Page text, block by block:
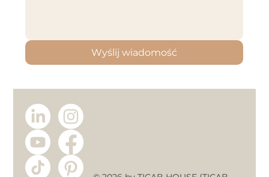
Wyślij wiadomość